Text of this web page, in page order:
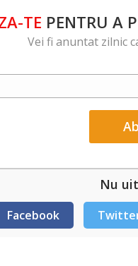
TE PENTRU A
Vei fi anuntat zilnic
Nu
Facebook